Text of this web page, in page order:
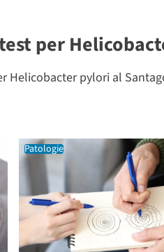
per
Helicobacter pylori al
Patologie